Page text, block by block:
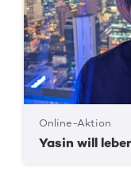
Online-Aktion
Yasin will